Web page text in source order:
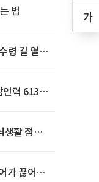
가
법
령 길 열린
인력 613명
생활 점수
가 끊어야